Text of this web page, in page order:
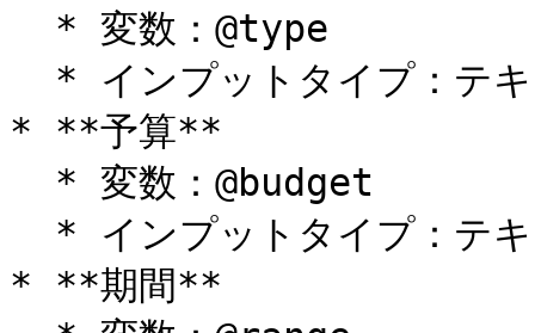
* **予算**
* **期間**